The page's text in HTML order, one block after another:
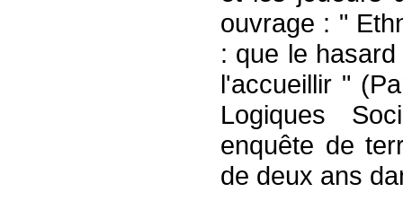
ouvrage : "
: que le
l'accueillir "
Logiques
enquête de
de deux ans